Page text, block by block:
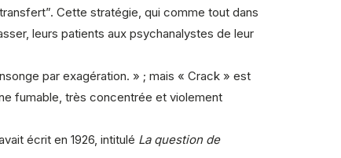
Cette stratégie, qui comme tout dans
leurs patients aux psychanalystes de leur
par exagération. » ; mais « Crack » est
fumable, très concentrée et violement
écrit en 1926, intitulé La question de